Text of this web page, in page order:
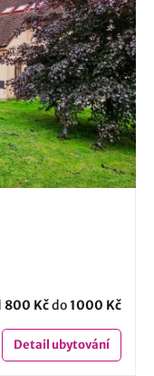
800 Kčdo1000 Kč
Detailubytování